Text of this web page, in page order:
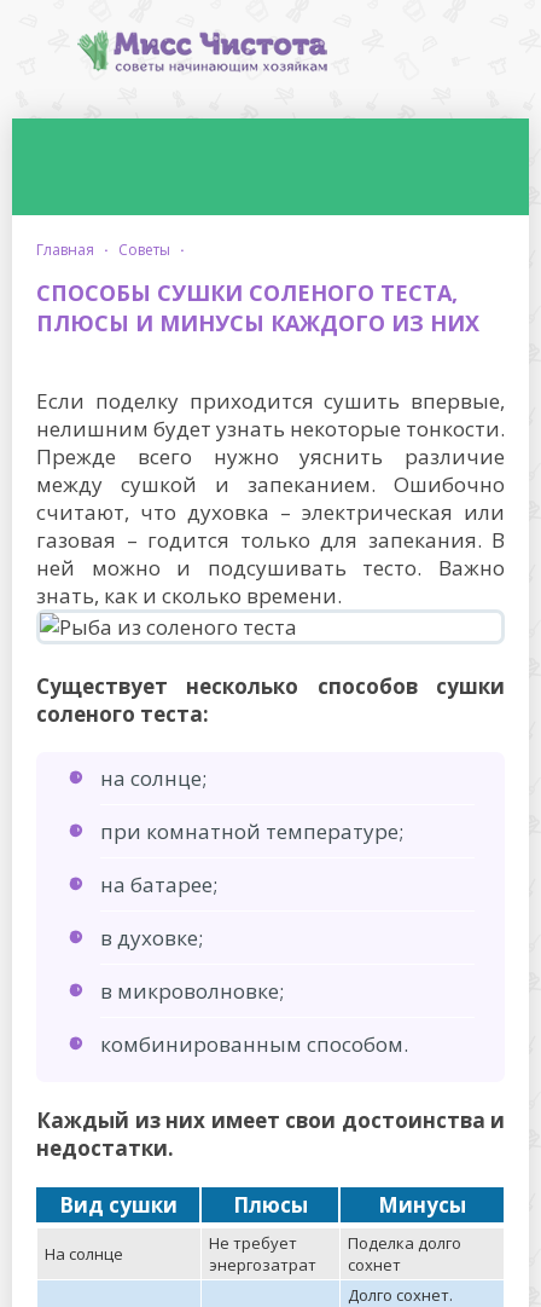
главная · советы ·
СПОСОБЫ СУШКИ СОЛЕНОГО ТЕСТА,
ПЛЮСЫ И МИНУСЫ КАЖДОГО ИЗ НИХ
Если поделку приходится сушить впервые,
нелишним будет узнать некоторые тонкости.
Прежде всего нужно уяснить различие
между сушкой и запеканием. Ошибочно
считают, что духовка – электрическая или
газовая – годится только для запекания. В
ней можно и подсушивать тесто. Важно
знать, как и сколько времени.
Существует несколько способов сушки
соленого теста:
на солнце;
при комнатной температуре;
на батарее;
в духовке;
в микроволновке;
комбинированным способом.
Каждый из них имеет свои достоинства и
недостатки.
Вид сушки Плюсы Минусы
На солнце
Не требует
энергозатрат
Поделка долго
сохнет
Долго сохнет.